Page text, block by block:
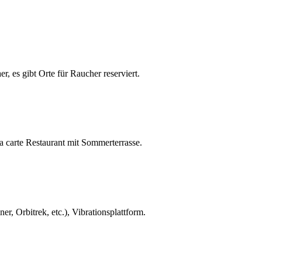
es gibt Orte für Raucher reserviert.
Restaurant mit Sommerterrasse.
Orbitrek, etc.), Vibrationsplattform.